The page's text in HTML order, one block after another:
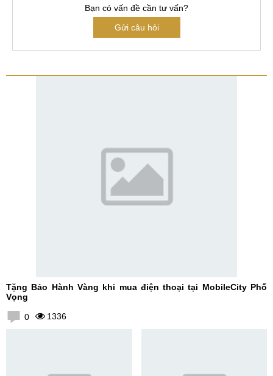
Bạn có vấn đề cần tư vấn?
Gửi câu hỏi
Tặng Bảo Hành Vàng khi mua điện thoại tại MobileCity Phố
Vọng
0 1336